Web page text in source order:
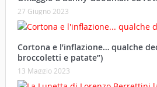
27 Giugno 2023
Cortona e l’inflazione… qualche
broccoletti e patate”)
13 Maggio 2023